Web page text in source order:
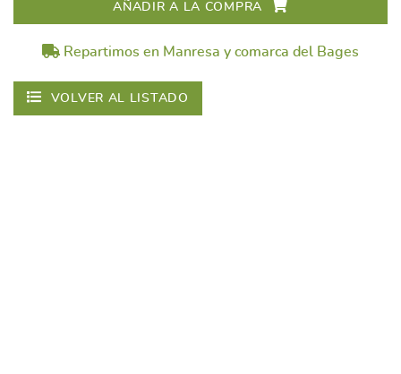
AÑADIR A LA COMPRA
Repartimos en Manresa y comarca del Bages
VOLVER AL LISTADO